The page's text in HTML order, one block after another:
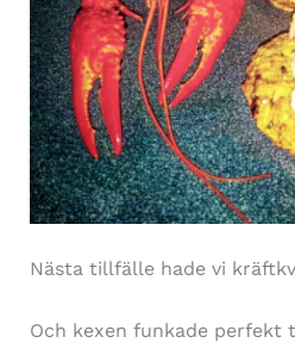
Nästa tillfälle hade vi
Och kexen funkade perfekt